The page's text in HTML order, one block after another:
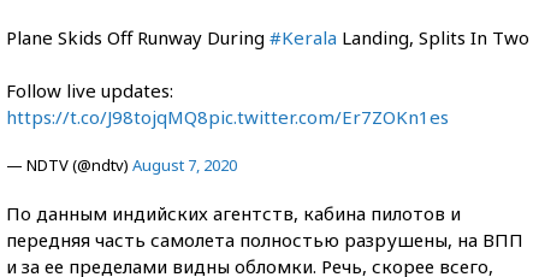
Plane Skids Off Runway During #Kerala Landing, Splits In Two
Follow live updates:
https://t.co/J98tojqMQ8pic.twitter.com/Er7ZOKn1es
— NDTV (@ndtv) August 7, 2020
По данным индийских агентств, кабина пилотов и
передняя часть самолета полностью разрушены, на ВПП
и за ее пределами видны обломки. Речь, скорее всего,